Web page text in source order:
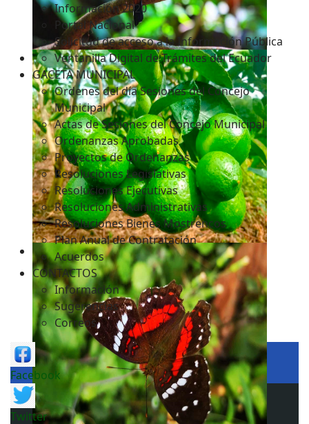
Información 2020
Portal Nacional
Solicitud de acceso a la Información Pública
Ventanilla Digital de Trámites del Ecuador
GACETA MUNICIPAL
Ordenes del día Sesiones del Concejo
Municipal
Actas de Sesiones del Concejo Municipal
Ordenanzas Aprobadas
Proyectos de Ordenanzas
Resoluciones Legislativas
Resoluciones Ejecutivas
Resoluciones Administrativas
Resoluciones Bienes Mostrencos
Plan Anual de Contratación
Acuerdos
CONTACTOS
Información
Sugerencias
Correos
Facebook
Twitter